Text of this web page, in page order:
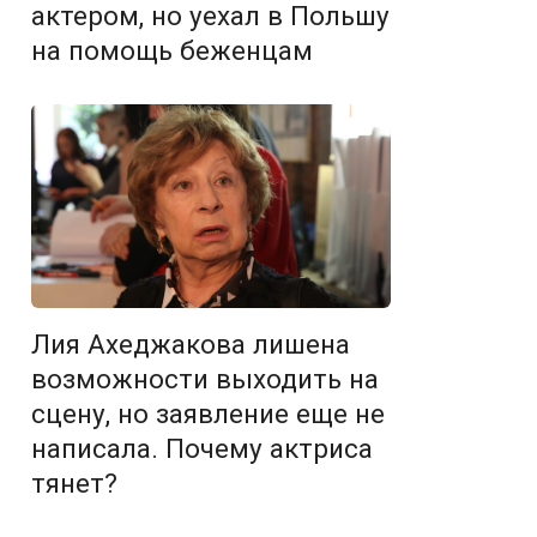
актером, но уехал в Польшу
на помощь беженцам
Лия Ахеджакова лишена
возможности выходить на
сцену, но заявление еще не
написала. Почему актриса
тянет?